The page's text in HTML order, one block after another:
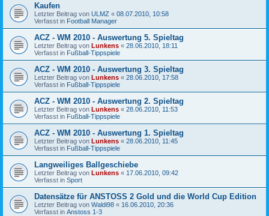
Kaufen
Letzter Beitrag von ULMZ « 08.07.2010, 10:58
Verfasst in Football Manager
ACZ - WM 2010 - Auswertung 5. Spieltag
Letzter Beitrag von Lunkens « 28.06.2010, 18:11
Verfasst in Fußball-Tippspiele
ACZ - WM 2010 - Auswertung 3. Spieltag
Letzter Beitrag von Lunkens « 28.06.2010, 17:58
Verfasst in Fußball-Tippspiele
ACZ - WM 2010 - Auswertung 2. Spieltag
Letzter Beitrag von Lunkens « 28.06.2010, 11:53
Verfasst in Fußball-Tippspiele
ACZ - WM 2010 - Auswertung 1. Spieltag
Letzter Beitrag von Lunkens « 28.06.2010, 11:45
Verfasst in Fußball-Tippspiele
Langweiliges Ballgeschiebe
Letzter Beitrag von Lunkens « 17.06.2010, 09:42
Verfasst in Sport
Datensätze für ANSTOSS 2 Gold und die World Cup Edition
Letzter Beitrag von Waldi98 « 16.06.2010, 20:36
Verfasst in Anstoss 1-3